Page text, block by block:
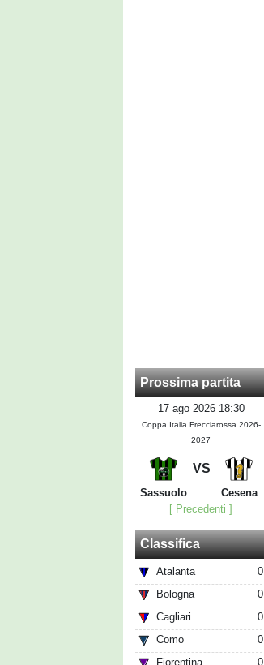
Prossima partita
17 ago 2026 18:30
Coppa Italia Frecciarossa 2026-
2027
VS
Sassuolo
Cesena
[ Precedenti ]
Classifica
Atalanta
0
Bologna
0
Cagliari
0
Como
0
Fiorentina
0